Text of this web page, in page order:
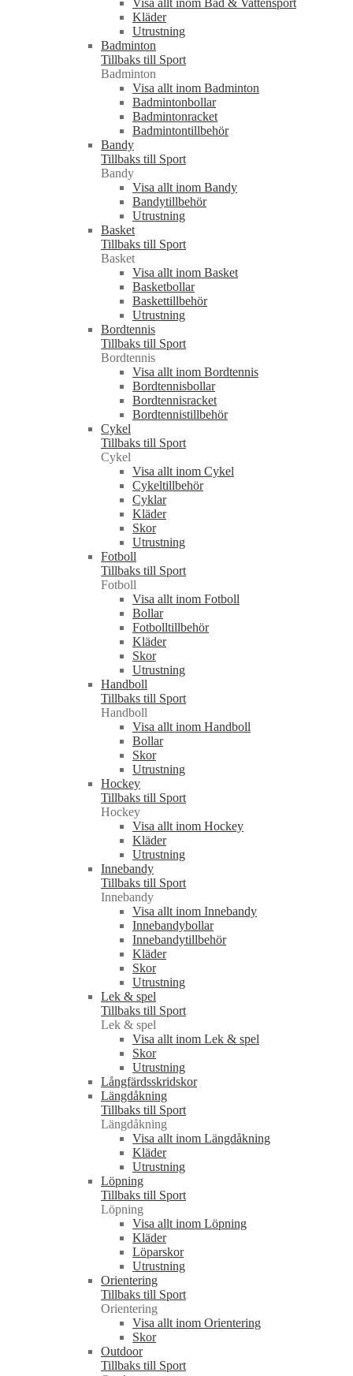
Visa allt inom Bad & Vattensport
Kläder
Utrustning
Badminton
Tillbaks till Sport
Badminton
Visa allt inom Badminton
Badmintonbollar
Badmintonracket
Badmintontillbehör
Bandy
Tillbaks till Sport
Bandy
Visa allt inom Bandy
Bandytillbehör
Utrustning
Basket
Tillbaks till Sport
Basket
Visa allt inom Basket
Basketbollar
Baskettillbehör
Utrustning
Bordtennis
Tillbaks till Sport
Bordtennis
Visa allt inom Bordtennis
Bordtennisbollar
Bordtennisracket
Bordtennistillbehör
Cykel
Tillbaks till Sport
Cykel
Visa allt inom Cykel
Cykeltillbehör
Cyklar
Kläder
Skor
Utrustning
Fotboll
Tillbaks till Sport
Fotboll
Visa allt inom Fotboll
Bollar
Fotbolltillbehör
Kläder
Skor
Utrustning
Handboll
Tillbaks till Sport
Handboll
Visa allt inom Handboll
Bollar
Skor
Utrustning
Hockey
Tillbaks till Sport
Hockey
Visa allt inom Hockey
Kläder
Utrustning
Innebandy
Tillbaks till Sport
Innebandy
Visa allt inom Innebandy
Innebandybollar
Innebandytillbehör
Kläder
Skor
Utrustning
Lek & spel
Tillbaks till Sport
Lek & spel
Visa allt inom Lek & spel
Skor
Utrustning
Långfärdsskridskor
Längdåkning
Tillbaks till Sport
Längdåkning
Visa allt inom Längdåkning
Kläder
Utrustning
Löpning
Tillbaks till Sport
Löpning
Visa allt inom Löpning
Kläder
Löparskor
Utrustning
Orientering
Tillbaks till Sport
Orientering
Visa allt inom Orientering
Skor
Outdoor
Tillbaks till Sport